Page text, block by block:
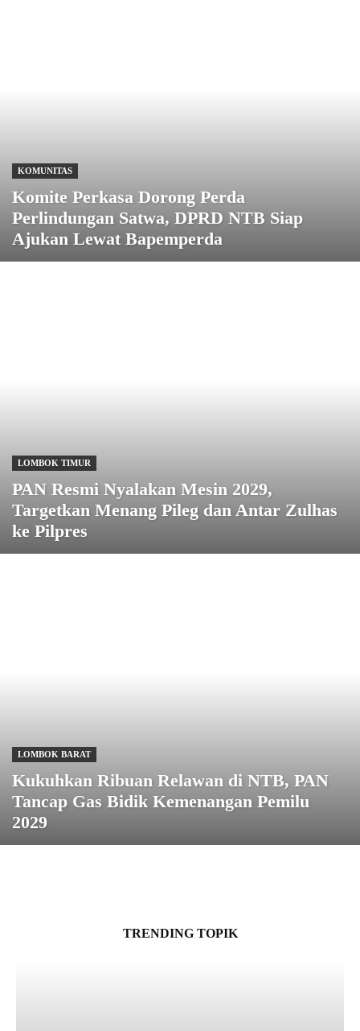
KOMUNITAS
Komite Perkasa Dorong Perda
Perlindungan Satwa, DPRD NTB Siap
Ajukan Lewat Bapemperda
LOMBOK TIMUR
PAN Resmi Nyalakan Mesin 2029,
Targetkan Menang Pileg dan Antar Zulhas
ke Pilpres
LOMBOK BARAT
Kukuhkan Ribuan Relawan di NTB, PAN
Tancap Gas Bidik Kemenangan Pemilu
2029
TRENDING TOPIK